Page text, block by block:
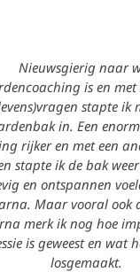
Nieuwsgierig naar
is en met
stapte ik
in. Een
rijker en met een
stapte ik de bak
en ontspannen
Maar vooral ook
merk ik nog hoe
is geweest en wat
losgemaakt.